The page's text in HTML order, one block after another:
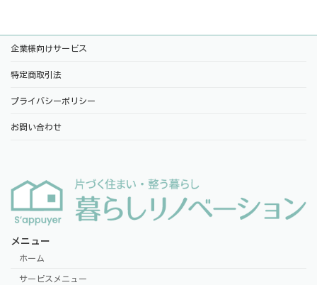
企業様向けサービス
特定商取引法
プライバシーポリシー
お問い合わせ
メニュー
ホーム
サービスメニュー